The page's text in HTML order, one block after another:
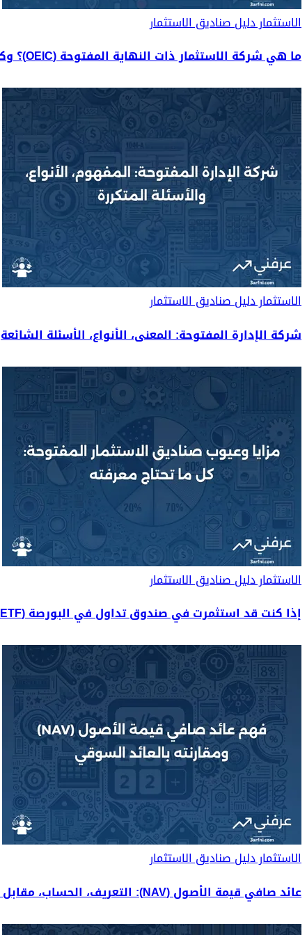
الاستثماردليل صناديق الاستثمار
ما هي شركة الاستثمار ذات النهاية المفتوحة (OEIC)؟ وكيف تعمل؟
الاستثماردليل صناديق الاستثمار
شركة الإدارة المفتوحة: المعنى، الأنواع، الأسئلة الشائعة
الاستثماردليل صناديق الاستثمار
إذا كنت قد استثمرت في صندوق تداول في البورصة (ETF) أو صندوق استثمار مشترك، فمن المرجح أنه صندوق مفتوح النهاية. ما هو؟ ما هي مميزاته وعيوبه؟
الاستثماردليل صناديق الاستثمار
عائد صافي قيمة الأصول (NAV): التعريف، الحساب، مقابل العائد السوقي